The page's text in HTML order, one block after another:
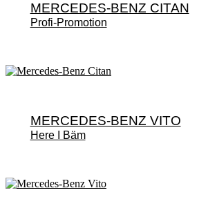
MERCEDES-BENZ CITAN
Profi-Promotion
MERCEDES-BENZ VITO
Here I Bäm